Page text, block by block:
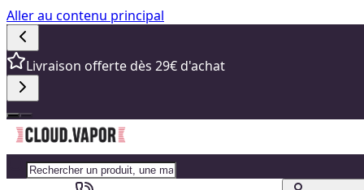
Aller au contenu principal
Livraison offerte dès 29€ d'achat